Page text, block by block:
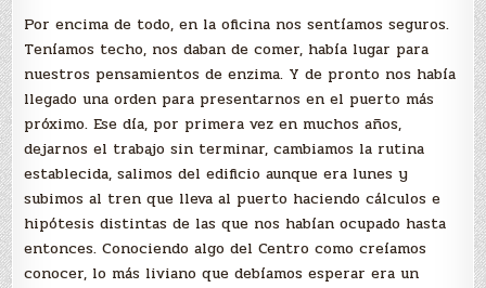
Por encima de todo, en la oficina nos sentíamos seguros.
Teníamos techo, nos daban de comer, había lugar para
nuestros pensamientos de enzima. Y de pronto nos había
llegado una orden para presentarnos en el puerto más
próximo. Ese día, por primera vez en muchos años,
dejarnos el trabajo sin terminar, cambiamos la rutina
establecida, salimos del edificio aunque era lunes y
subimos al tren que lleva al puerto haciendo cálculos e
hipótesis distintas de las que nos habían ocupado hasta
entonces. Conociendo algo del Centro como creíamos
conocer, lo más liviano que debíamos esperar era un